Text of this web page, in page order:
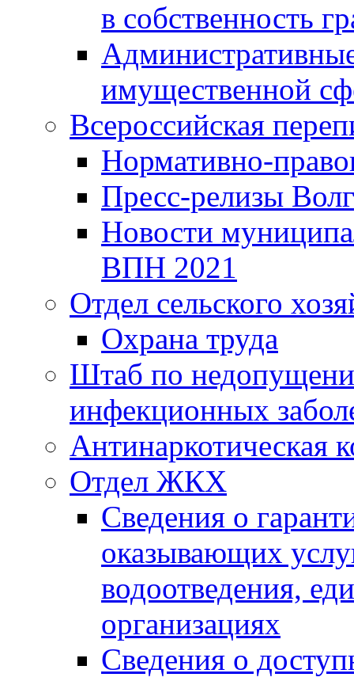
в собственность
имущественной
Всероссийская
Нормативно-
Пресс-релизы
Новости
ВПН 2021
Отдел сельского
Охрана труда
Штаб по
инфекционных
Антинаркотическая
Отдел ЖКХ
Сведения о
оказывающих
водоотведения,
организациях
Сведения о